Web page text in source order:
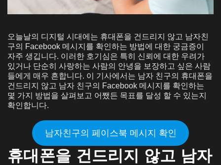
오늘날의 디지털 시대에는 휴대폰을 건드리지 않고 남자친
구의 Facebook 메시지를 확인하는 방법에 대한 궁금증이
자주 생깁니다. 이러한 호기심은 특히 신뢰에 대한 우려가
있거나 단순히 사랑하는 사람의 안녕을 보장하고 싶은 사람
들에게 매우 흔합니다. 이 기사에서는 남자 친구의 휴대폰을
건드리지 않고 남자 친구의 Facebook 메시지를 확인하는
몇 가지 방법을 살펴보고 어쨌든 목표를 달성 할 수 있는지
확인합니다.
남자친구의 페이스북 메시지 확인
휴대폰을 건드리지 않고 남자